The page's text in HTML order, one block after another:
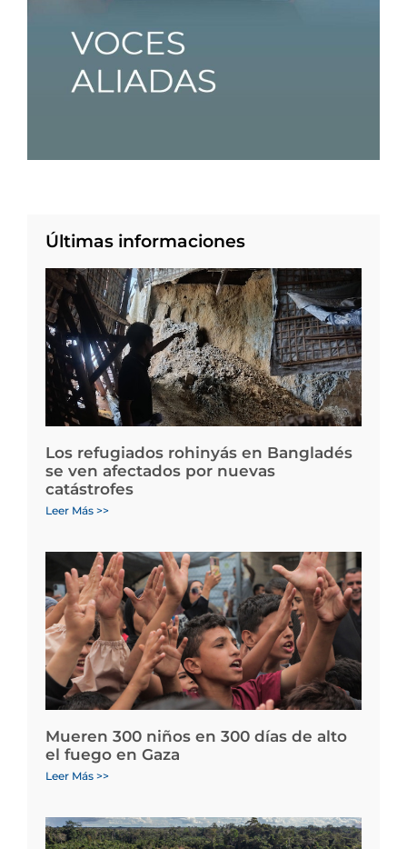
Últimas informaciones
Los refugiados rohinyás en Bangladés
se ven afectados por nuevas
catástrofes
Leer Más >>
Mueren 300 niños en 300 días de alto
el fuego en Gaza
Leer Más >>